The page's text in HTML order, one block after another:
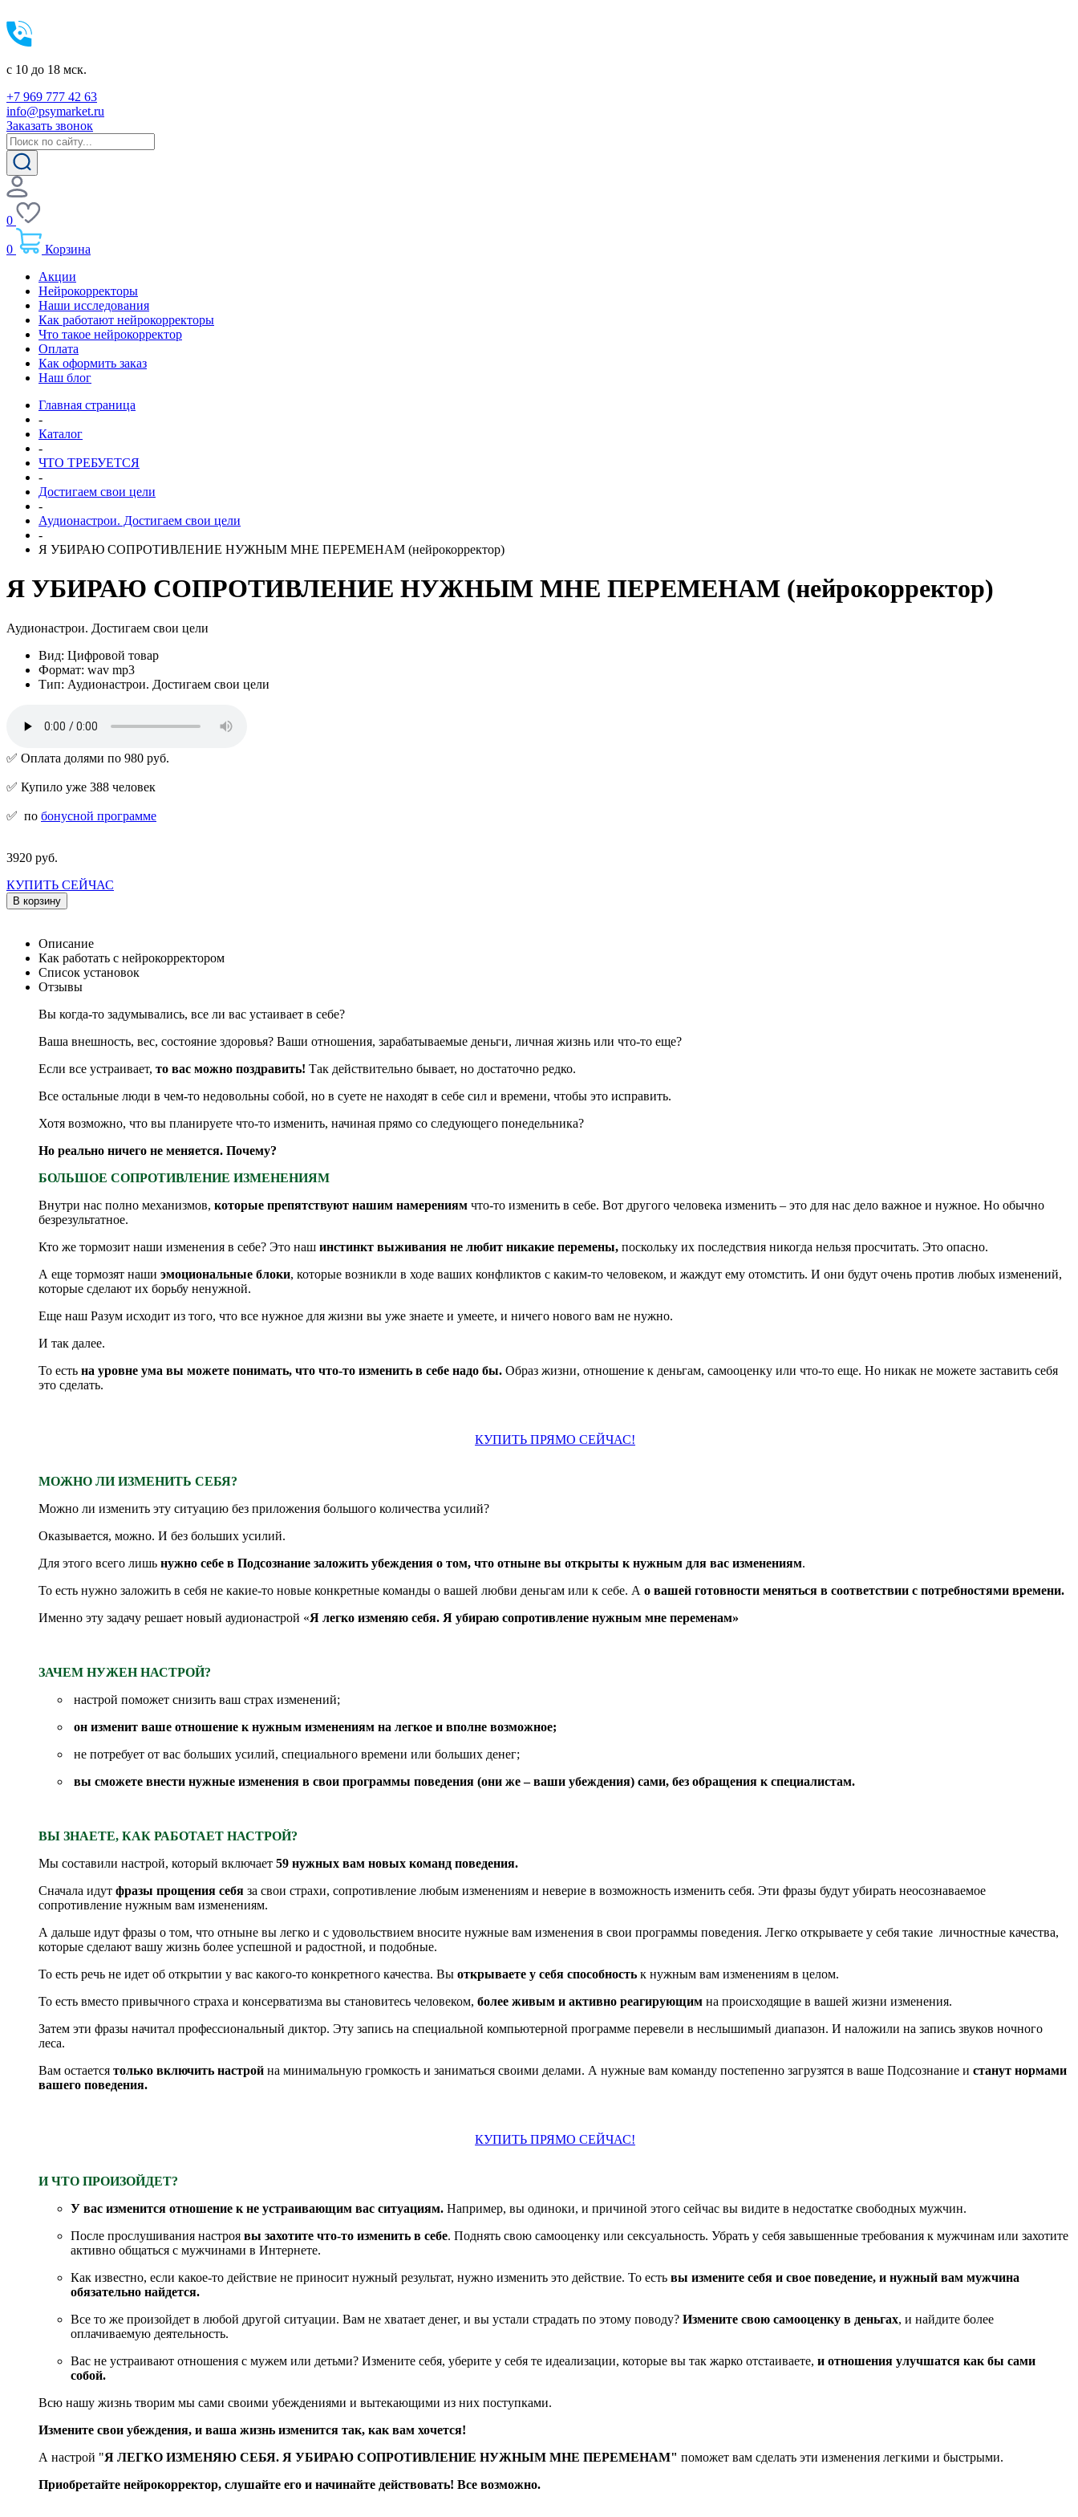
c 10 до 18 мск.
+7 969 777 42 63
info@psymarket.ru
Заказать звонок
0
0
Корзина
Акции
Нейрокорректоры
Наши исследования
Как работают нейрокорректоры
Что такое нейрокорректор
Оплата
Как оформить заказ
Наш блог
Главная страница
-
Каталог
-
ЧТО ТРЕБУЕТСЯ
-
Достигаем свои цели
-
Аудионастрои. Достигаем свои цели
-
Я УБИРАЮ СОПРОТИВЛЕНИЕ НУЖНЫМ МНЕ ПЕРЕМЕНАМ (нейрокорректор)
Я УБИРАЮ СОПРОТИВЛЕНИЕ НУЖНЫМ МНЕ ПЕРЕМЕНАМ (нейрокорректор)
Аудионастрои. Достигаем свои цели
Вид: Цифровой товар
Формат: wav mp3
Тип: Аудионастрои. Достигаем свои цели
✅ Оплата долями по 980 руб.
✅ Купило уже 388 человек
✅ по бонусной программе
3920 руб.
КУПИТЬ СЕЙЧАС
В корзину
Описание
Как работать с нейрокорректором
Список установок
Отзывы
Вы когда-то задумывались, все ли вас устаивает в себе?
Ваша внешность, вес, состояние здоровья? Ваши отношения, зарабатываемые деньги, личная жизнь или что-то еще?
Если все устраивает, то вас можно поздравить! Так действительно бывает, но достаточно редко.
Все остальные люди в чем-то недовольны собой, но в суете не находят в себе сил и времени, чтобы это исправить.
Хотя возможно, что вы планируете что-то изменить, начиная прямо со следующего понедельника?
Но реально ничего не меняется. Почему?
БОЛЬШОЕ СОПРОТИВЛЕНИЕ ИЗМЕНЕНИЯМ
Внутри нас полно механизмов, которые препятствуют нашим намерениям что-то изменить в себе. Вот другого человека изменить – это для нас дело важное и нужное. Но обычно
безрезультатное.
Кто же тормозит наши изменения в себе? Это наш инстинкт выживания не любит никакие перемены, поскольку их последствия никогда нельзя просчитать. Это опасно.
А еще тормозят наши эмоциональные блоки, которые возникли в ходе ваших конфликтов с каким-то человеком, и жаждут ему отомстить. И они будут очень против любых изменений,
которые сделают их борьбу ненужной.
Еще наш Разум исходит из того, что все нужное для жизни вы уже знаете и умеете, и ничего нового вам не нужно.
И так далее.
То есть на уровне ума вы можете понимать, что что-то изменить в себе надо бы. Образ жизни, отношение к деньгам, самооценку или что-то еще. Но никак не можете заставить себя
это сделать.
КУПИТЬ ПРЯМО СЕЙЧАС!
МОЖНО ЛИ ИЗМЕНИТЬ СЕБЯ?
Можно ли изменить эту ситуацию без приложения большого количества усилий?
Оказывается, можно. И без больших усилий.
Для этого всего лишь нужно себе в Подсознание заложить убеждения о том, что отныне вы открыты к нужным для вас изменениям.
То есть нужно заложить в себя не какие-то новые конкретные команды о вашей любви деньгам или к себе. А о вашей готовности меняться в соответствии с потребностями времени.
Именно эту задачу решает новый аудионастрой «Я легко изменяю себя. Я убираю сопротивление нужным мне переменам»
ЗАЧЕМ НУЖЕН НАСТРОЙ?
настрой поможет снизить ваш страх изменений;
он изменит ваше отношение к нужным изменениям на легкое и вполне возможное;
не потребует от вас больших усилий, специального времени или больших денег;
вы сможете внести нужные изменения в свои программы поведения (они же – ваши убеждения) сами, без обращения к специалистам.
ВЫ ЗНАЕТЕ, КАК РАБОТАЕТ НАСТРОЙ?
Мы составили настрой, который включает 59 нужных вам новых команд поведения.
Сначала идут фразы прощения себя за свои страхи, сопротивление любым изменениям и неверие в возможность изменить себя. Эти фразы будут убирать неосознаваемое
сопротивление нужным вам изменениям.
А дальше идут фразы о том, что отныне вы легко и с удовольствием вносите нужные вам изменения в свои программы поведения. Легко открываете у себя такие личностные качества,
которые сделают вашу жизнь более успешной и радостной, и подобные.
То есть речь не идет об открытии у вас какого-то конкретного качества. Вы открываете у себя способность к нужным вам изменениям в целом.
То есть вместо привычного страха и консерватизма вы становитесь человеком, более живым и активно реагирующим на происходящие в вашей жизни изменения.
Затем эти фразы начитал профессиональный диктор. Эту запись на специальной компьютерной программе перевели в неслышимый диапазон. И наложили на запись звуков ночного
леса.
Вам остается только включить настрой на минимальную громкость и заниматься своими делами. А нужные вам команду постепенно загрузятся в ваше Подсознание и станут нормами
вашего поведения.
КУПИТЬ ПРЯМО СЕЙЧАС!
И ЧТО ПРОИЗОЙДЕТ?
У вас изменится отношение к не устраивающим вас ситуациям. Например, вы одиноки, и причиной этого сейчас вы видите в недостатке свободных мужчин.
После прослушивания настроя вы захотите что-то изменить в себе. Поднять свою самооценку или сексуальность. Убрать у себя завышенные требования к мужчинам или захотите
активно общаться с мужчинами в Интернете.
Как известно, если какое-то действие не приносит нужный результат, нужно изменить это действие. То есть вы измените себя и свое поведение, и нужный вам мужчина
обязательно найдется.
Все то же произойдет в любой другой ситуации. Вам не хватает денег, и вы устали страдать по этому поводу? Измените свою самооценку в деньгах, и найдите более
оплачиваемую деятельность.
Вас не устраивают отношения с мужем или детьми? Измените себя, уберите у себя те идеализации, которые вы так жарко отстаиваете, и отношения улучшатся как бы сами
собой.
Всю нашу жизнь творим мы сами своими убеждениями и вытекающими из них поступками.
Измените свои убеждения, и ваша жизнь изменится так, как вам хочется!
А настрой "Я ЛЕГКО ИЗМЕНЯЮ СЕБЯ. Я УБИРАЮ СОПРОТИВЛЕНИЕ НУЖНЫМ МНЕ ПЕРЕМЕНАМ" поможет вам сделать эти изменения легкими и быстрыми.
Приобретайте нейрокорректор, слушайте его и начинайте действовать! Все возможно.